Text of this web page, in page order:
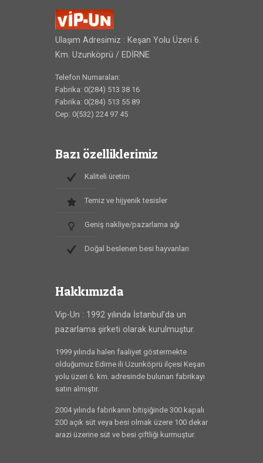
Ulaşım Adresimiz : Keşan Yolu Üzeri 6.
Km. Uzunköprü / EDİRNE
Telefon Numaraları:
Fabrika: 0(284) 513 38 16
Fabrika: 0(284) 513 55 89
Cep: 0(532) 224 97 45
Bazı özelliklerimiz
Kaliteli üretim
Temiz ve hijyenik tesisler
Geniş nakliye/pazarlama ağı
Doğal beslenen besi hayvanları
Hakkımızda
Vip-Un : 1992 yılında İstanbul’da un
pazarlama şirketi olarak kurulmuştur.
1999 yılında halen faaliyet göstermekte
olduğumuz Edirne ili Uzunköprü ilçesi Keşan
yolu üzeri 6. km. adresinde bulunan fabrikayı
satın almıştır.
2004 yılında fabrikanın bitişiğinde 300 kapalı
200 açık süt veya besi olmak üzere 100 dekar
arazi üzerine süt ve besi çiftliği kurmuştur.